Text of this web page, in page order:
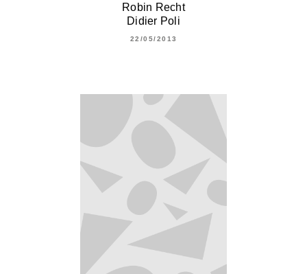
Robin Recht
Didier Poli
22/05/2013